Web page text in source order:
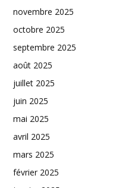
novembre 2025
octobre 2025
septembre 2025
août 2025
juillet 2025
juin 2025
mai 2025
avril 2025
mars 2025
février 2025